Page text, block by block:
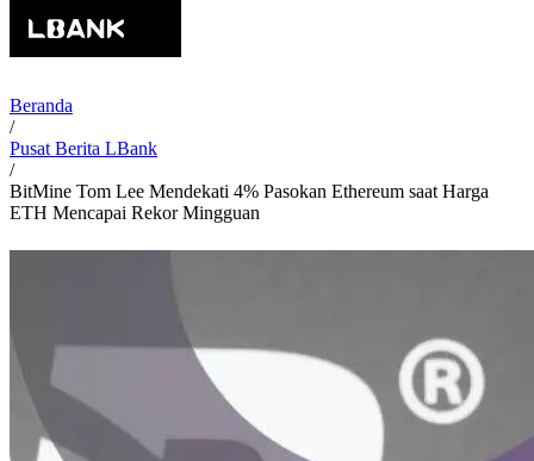
Beranda
/
Pusat Berita LBank
/
BitMine Tom Lee Mendekati 4% Pasokan Ethereum saat Harga
ETH Mencapai Rekor Mingguan